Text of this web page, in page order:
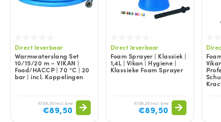
Direct leverbaar
Warmwaterslang Set
10/15/20 m – VIKAN |
Food/HACCP | 70 °C | 20
bar | incl. Koppelingen
€108,30 Incl. btw
€89,50
Direct leverbaar
Foam Sprayer | Klassiek |
1,4L | Vikan | Hygiene |
Klassieke Foam Sprayer
€108,30 Incl. btw
€89,50